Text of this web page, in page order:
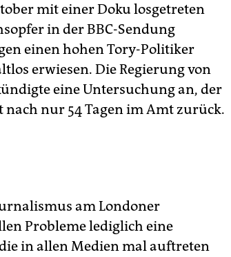
mit einer Doku losgetreten
in der BBC-Sendung
einen hohen Tory-Politiker
erwiesen. Die Regierung von
eine Untersuchung an, der
nur 54 Tagen im Amt zurück.
am Londoner
Probleme lediglich eine
in allen Medien mal auftreten